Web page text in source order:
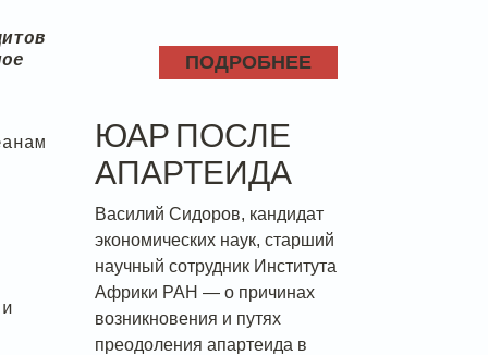
ПОДРОБНЕЕ
ЮАР ПОСЛЕ
АПАРТЕИДА
Василий Сидоров, кандидат
экономических наук, старший
научный сотрудник Института
Африки РАН — о причинах
возникновения и путях
преодоления апартеида в